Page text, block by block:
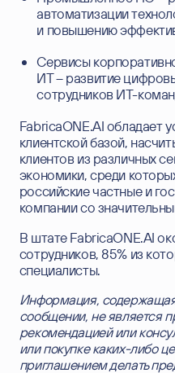
автоматизации
и повышению
Сервисы
ИТ – развитие
сотрудников ИТ-
FabricaONE.AI обладает
клиентской базой,
клиентов из различных
экономики, среди
российские частные и
компании со
В штате FabricaONE.AI
сотрудников, 85% из
специалисты.
Информация,
сообщении, не является
рекомендацией или
или покупке каких-либо
приглашением делать
Согласен на
подтверждаю, что
Этот сайт защищен
Уведомление об
сервисом .
Отправить